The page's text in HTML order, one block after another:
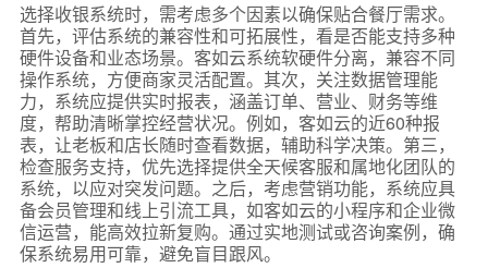
选择收银系统时，需考虑多个因素以确保贴合餐厅需求。
首先，评估系统的兼容性和可拓展性，看是否能支持多种
硬件设备和业态场景。客如云系统软硬件分离，兼容不同
操作系统，方便商家灵活配置。其次，关注数据管理能
力，系统应提供实时报表，涵盖订单、营业、财务等维
度，帮助清晰掌控经营状况。例如，客如云的近60种报
表，让老板和店长随时查看数据，辅助科学决策。第三，
检查服务支持，优先选择提供全天候客服和属地化团队的
系统，以应对突发问题。之后，考虑营销功能，系统应具
备会员管理和线上引流工具，如客如云的小程序和企业微
信运营，能高效拉新复购。通过实地测试或咨询案例，确
保系统易用可靠，避免盲目跟风。